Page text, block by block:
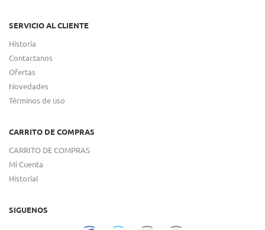
SERVICIO AL CLIENTE
Historia
Contactanos
Ofertas
Novedades
Términos de uso
CARRITO DE COMPRAS
CARRITO DE COMPRAS
Mi Cuenta
Historial
SIGUENOS